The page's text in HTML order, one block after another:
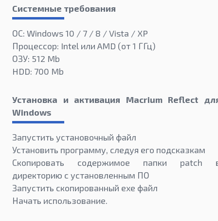
Системные требования
ОС: Windows 10 / 7 / 8 / Vista / XP
Процессор: Intel или AMD (от 1 ГГц)
ОЗУ: 512 Mb
HDD: 700 Mb
Установка и активация Macrium Reflect
Windows
Запустить установочный файл
Установить программу, следуя его подсказкам
Скопировать содержимое папки patch
директорию с установленным ПО
Запустить скопированный exe файл
Начать использование.